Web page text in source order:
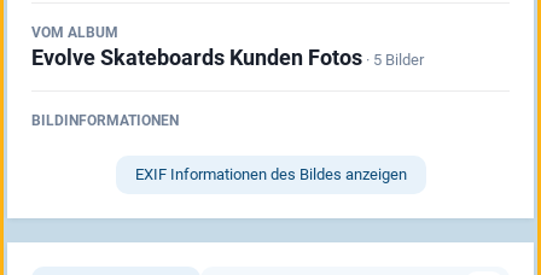
VOM ALBUM
Evolve Skateboards Kunden Fotos · 5 Bilder
BILDINFORMATIONEN
EXIF Informationen des Bildes anzeigen